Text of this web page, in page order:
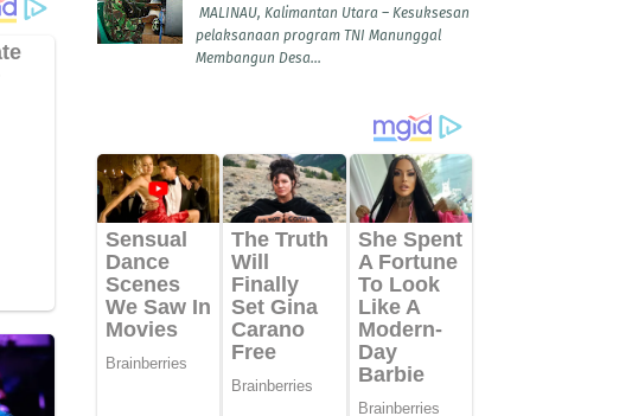
MALINAU, Kalimantan Utara – Kesuksesan
pelaksanaan program TNI Manunggal
Membangun Desa...